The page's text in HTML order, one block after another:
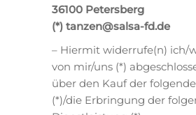
36100 Petersberg
(*) tanzen@salsa-fd.de
– Hiermit widerrufe(n) ich/
von mir/uns (*)
über den Kauf der
(*)/die Erbringung der